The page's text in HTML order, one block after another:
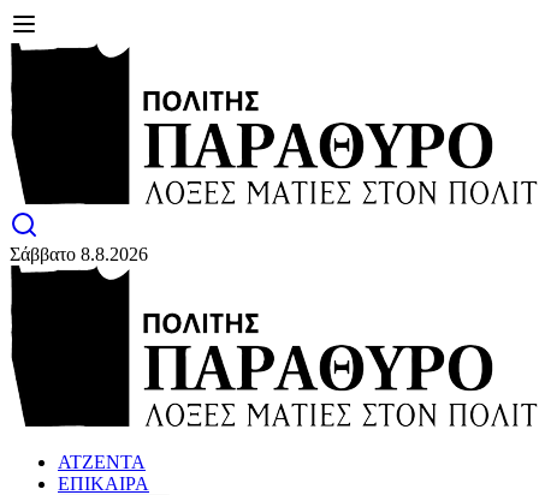
Σάββατο 8.8.2026
ΑΤΖΕΝΤΑ
ΕΠΙΚΑΙΡΑ